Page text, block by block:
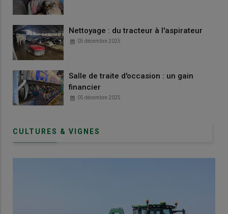
Nettoyage : du tracteur à l'aspirateur
05 décembre 2025
Salle de traite d'occasion : un gain
financier
05 décembre 2025
CULTURES & VIGNES